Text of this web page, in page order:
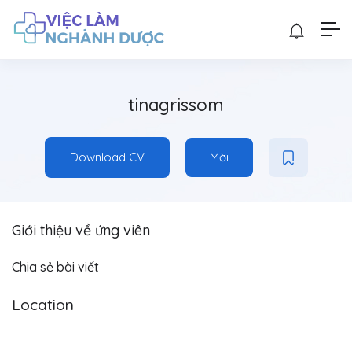
tinagrissom
Download CV Mời
Giới thiệu về ứng viên
Chia sẻ bài viết
Location